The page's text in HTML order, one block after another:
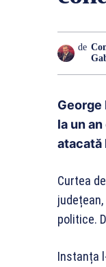
de
George
la un
atacată
Curtea
politice.
Instanța